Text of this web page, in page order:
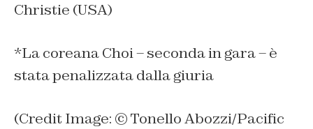
Christie (USA)
*La coreana Choi – seconda in gara – è
stata penalizzata dalla giuria
(Credit Image: © Tonello Abozzi/Pacific